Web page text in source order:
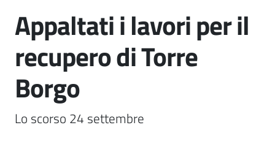
Amministrazione
Novità
Menu selezionato
Servizi
Salta al contenuto
Appaltati i lavori per il
recupero di Torre
Borgo
Lo scorso 24 settembre